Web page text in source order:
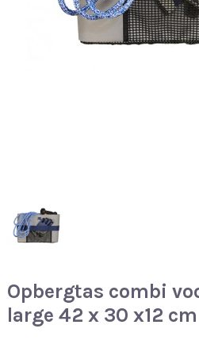
Opbergtas combi
large 42 x 30 x12 cm